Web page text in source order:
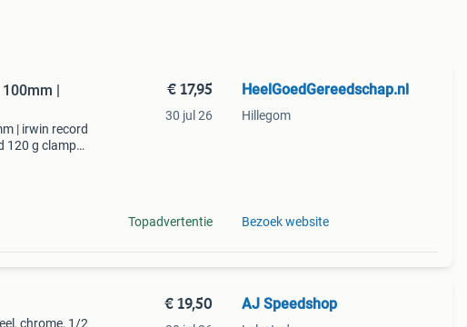
|
| irwin record
120 g clamp
€ 17,95
30 jul 26
Topadvertentie
HeelGoedGereedschap.nl
Hillegom
Bezoek website
chrome, 1/2
€ 19,50 AJ Speedshop